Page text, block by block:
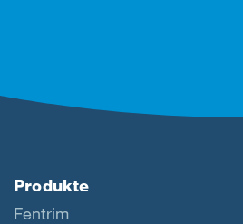
Produkte
Fentrim